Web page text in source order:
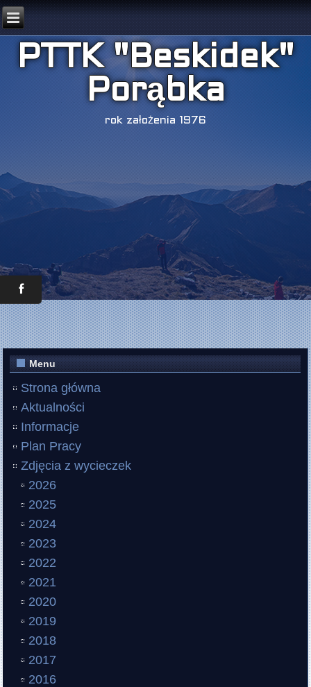
PTTK "Beskidek"
Porąbka
rok założenia 1976
Menu
Strona główna
Aktualności
Informacje
Plan Pracy
Zdjęcia z wycieczek
2026
2025
2024
2023
2022
2021
2020
2019
2018
2017
2016